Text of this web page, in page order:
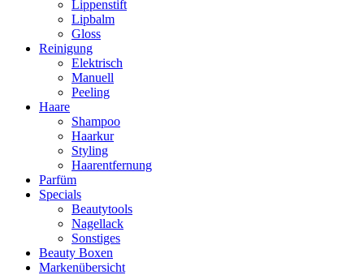
Lippenstift
Lipbalm
Gloss
Reinigung
Elektrisch
Manuell
Peeling
Haare
Shampoo
Haarkur
Styling
Haarentfernung
Parfüm
Specials
Beautytools
Nagellack
Sonstiges
Beauty Boxen
Markenübersicht